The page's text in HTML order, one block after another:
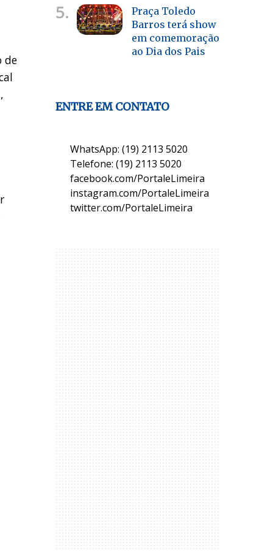
de
5.
Praça Toledo
Barros terá show
em comemoração
ao Dia dos Pais
ENTRE EM CONTATO
WhatsApp: (19) 2113 5020
Telefone: (19) 2113 5020
facebook.com/PortaleLimeira
instagram.com/PortaleLimeira
twitter.com/PortaleLimeira